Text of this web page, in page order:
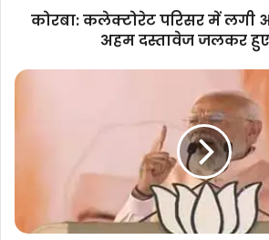
दस्तावेज
जलकर
खाक
कोरबा: कलेक्टोरेट परिसर में लगी
अहम दस्तावेज जलकर
PM
पीएम